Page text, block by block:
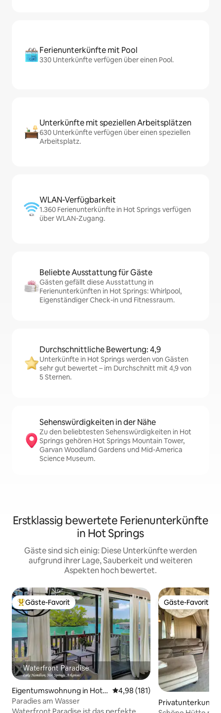
Ferienunterkünfte mit Pool
330 Unterkünfte verfügen über einen Pool.
Unterkünfte mit speziellen Arbeitsplätzen
630 Unterkünfte verfügen über einen speziellen
Arbeitsplatz.
WLAN-Verfügbarkeit
1.360 Ferienunterkünfte in Hot Springs verfügen
über WLAN-Zugang.
Beliebte Ausstattung für Gäste
Gästen gefällt diese Ausstattung in
Ferienunterkünften in Hot Springs: Whirlpool,
Eigenständiger Check-in und Fitnessraum.
Durchschnittliche Bewertung: 4,9
Unterkünfte in Hot Springs werden von Gästen
sehr gut bewertet – im Durchschnitt mit 4,9 von
5 Sternen.
Sehenswürdigkeiten in der Nähe
Zu den beliebtesten Sehenswürdigkeiten in Hot
Springs gehören Hot Springs Mountain Tower,
Garvan Woodland Gardens und Mid-America
Science Museum.
Erstklassig bewertete Ferienunterkünfte
in Hot Springs
Gäste sind sich einig: Diese Unterkünfte werden
aufgrund ihrer Lage, Sauberkeit und weiteren
Aspekten hoch bewertet.
Beliebter Gäste-Favorit.
Gäste-Favorit
Eigentumswohnung in Hot S
prings
Durchschnittliche Bewertung:
4,98 (181)
Paradies am Wasser
Gäste-Favorit
Gäste-Favorit
Privatunterkunft